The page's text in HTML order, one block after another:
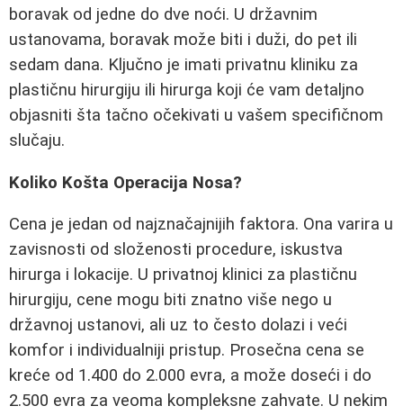
boravak od jedne do dve noći. U državnim
ustanovama, boravak može biti i duži, do pet ili
sedam dana. Ključno je imati privatnu kliniku za
plastičnu hirurgiju ili hirurga koji će vam detaljno
objasniti šta tačno očekivati u vašem specifičnom
slučaju.
Koliko Košta Operacija Nosa?
Cena je jedan od najznačajnijih faktora. Ona varira u
zavisnosti od složenosti procedure, iskustva
hirurga i lokacije. U privatnoj klinici za plastičnu
hirurgiju, cene mogu biti znatno više nego u
državnoj ustanovi, ali uz to često dolazi i veći
komfor i individualniji pristup. Prosečna cena se
kreće od 1.400 do 2.000 evra, a može doseći i do
2.500 evra za veoma kompleksne zahvate. U nekim